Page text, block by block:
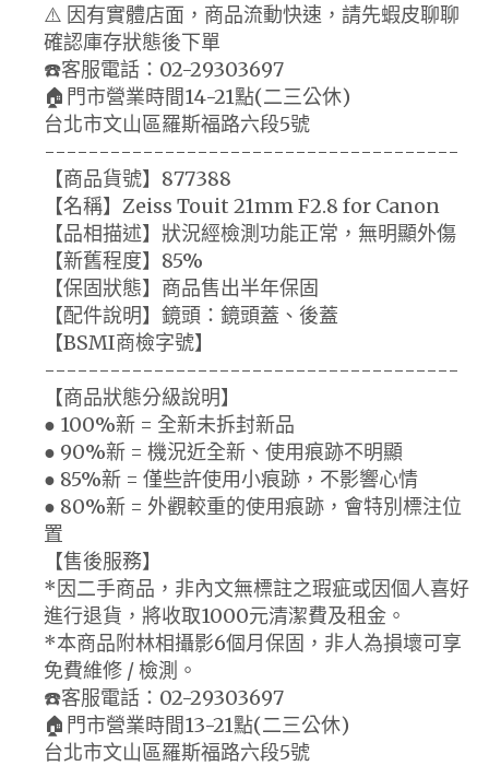
⚠️ 因有實體店面，商品流動快速，請先蝦皮聊聊
確認庫存狀態後下單
☎️客服電話：02-29303697
🏠門市營業時間14-21點(二三公休)
台北市文山區羅斯福路六段5號
--------------------------------------
【商品貨號】877388
【名稱】Zeiss Touit 21mm F2.8 for Canon
【品相描述】狀況經檢測功能正常，無明顯外傷
【新舊程度】85%
【保固狀態】商品售出半年保固
【配件說明】鏡頭：鏡頭蓋、後蓋
【BSMI商檢字號】
--------------------------------------
【商品狀態分級說明】
● 100%新 = 全新未拆封新品
● 90%新 = 機況近全新、使用痕跡不明顯
● 85%新 = 僅些許使用小痕跡，不影響心情
● 80%新 = 外觀較重的使用痕跡，會特別標注位
置
【售後服務】
*因二手商品，非內文無標註之瑕疵或因個人喜好
進行退貨，將收取1000元清潔費及租金。
*本商品附林相攝影6個月保固，非人為損壞可享
免費維修 / 檢測。
☎️客服電話：02-29303697
🏠門市營業時間13-21點(二三公休)
台北市文山區羅斯福路六段5號